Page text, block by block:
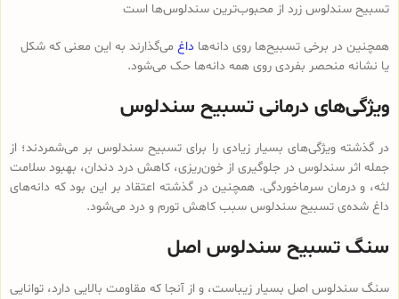
تسبیح سندلوس زرد از محبوب‌ترین سندلوس‌ها است
همچنین در برخی تسبیح‌ها روی دانه‌ها داغ می‌گذارند به این معنی که شکل
یا نشانه منحصر بفردی روی همه دانه‌ها حک می‌شود.
ویژگی‌های درمانی تسبیح سندلوس
در گذشته ویژگی‌های بسیار زیادی را برای تسبیح سندلوس بر می‌شمردند؛ از
جمله اثر سندلوس در جلوگیری از خون‌ریزی، کاهش درد دندان، بهبود سلامت
لثه، و درمان سرماخوردگی. همچنین در گذشته اعتقاد بر این بود که دانه‌های
داغ شده‌ی تسبیح سندلوس سبب کاهش تورم و درد می‌شود.
سنگ تسبیح سندلوس اصل
سنگ سندلوس اصل بسیار زیباست، و از آنجا که مقاومت بالایی دارد، توانایی